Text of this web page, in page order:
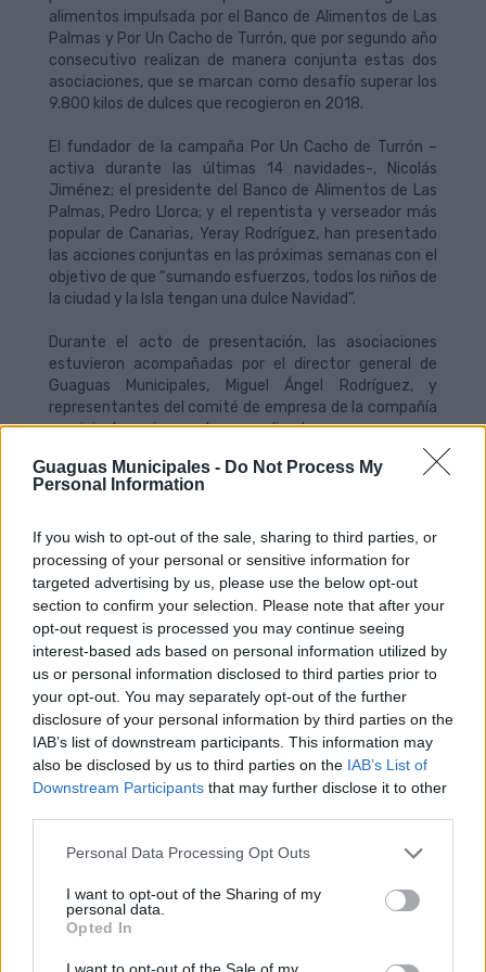
Guaguas Municipales - Do Not Process My
Personal Information
If you wish to opt-out of the sale, sharing to third parties, or
processing of your personal or sensitive information for
targeted advertising by us, please use the below opt-out
section to confirm your selection. Please note that after your
opt-out request is processed you may continue seeing
interest-based ads based on personal information utilized by
us or personal information disclosed to third parties prior to
your opt-out. You may separately opt-out of the further
disclosure of your personal information by third parties on the
IAB’s list of downstream participants. This information may
also be disclosed by us to third parties on the IAB’s List of
Downstream Participants that may further disclose it to other
Personal Data Processing Opt Outs
I want to opt-out of the Sharing of my
personal data.
Opted In
I want to opt-out of the Sale of my
alimentos impulsada por el Banco de Alimentos de Las
Palmas y Por Un Cacho de Turrón, que por segundo año
consecutivo realizan de manera conjunta estas dos
asociaciones, que se marcan como desafío superar los
9.800 kilos de dulces que recogieron en 2018.
El fundador de la campaña Por Un Cacho de Turrón –
activa durante las últimas 14 navidades-, Nicolás
Jiménez; el presidente del Banco de Alimentos de Las
Palmas, Pedro Llorca; y el repentista y verseador más
popular de Canarias, Yeray Rodríguez, han presentado
las acciones conjuntas en las próximas semanas con el
objetivo de que “sumando esfuerzos, todos los niños de
la ciudad y la Isla tengan una dulce Navidad”.
Durante el acto de presentación, las asociaciones
estuvieron acompañadas por el director general de
Guaguas Municipales, Miguel Ángel Rodríguez, y
representantes del comité de empresa de la compañía
municipal, quienes han realizado una generosa
Al margen de las donaciones diarias que se pueden
Studio Peluqueros, Parrilla y el Conservatorio de Música,
las dos asociaciones tienen previsto una recogida
conjunta de alimentos el próximo sábado 7 de
diciembre en la zona comercial de Mesa y López, en el
Corte Inglés; el próximo 8 de diciembre en la fan zone
de la UD Las Palmas; el 14 de diciembre en la zona
comercial Triana y un día después, a partir de las 10:00
horas, en el Gran Canaria Arena, en la previa del partido
del Herbalife Gran Canaria.
visión artística de nueve escolares
en el concurso infantil de dibujo que
impulsa el uso del transporte
público